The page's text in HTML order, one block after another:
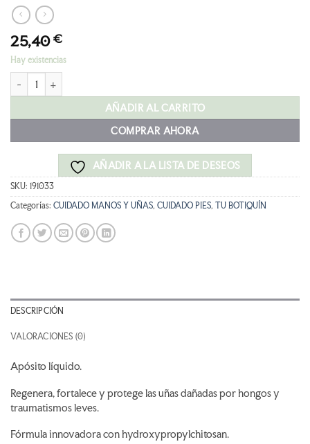
25,40 €
Hay existencias
URGO UÑAS DAÑADAS FILMOGEL 3,3ML cantidad
AÑADIR AL CARRITO
COMPRAR AHORA
AÑADIR A LA LISTA DE DESEOS
SKU: 191033
Categorías: CUIDADO MANOS Y UÑAS, CUIDADO PIES, TU BOTIQUÍN
DESCRIPCIÓN
VALORACIONES (0)
Apósito líquido.
Regenera, fortalece y protege las uñas dañadas por hongos y
traumatismos leves.
Fórmula innovadora con hydroxypropylchitosan.